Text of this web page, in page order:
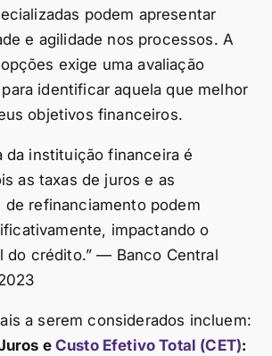
podem apresentar
e agilidade nos processos. A
exige uma avaliação
identificar aquela que melhor
objetivos financeiros.
da instituição financeira é
as taxas de juros e as
de refinanciamento podem
impactando o
do crédito.” — Banco Central
a serem considerados incluem:
e Custo Efetivo Total (CET):